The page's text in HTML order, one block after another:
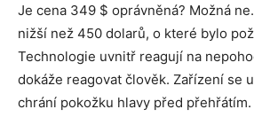
Je cena 349 $ oprávněná? Možná
nižší než 450 dolarů, o které bylo
Technologie uvnitř reagují na
dokáže reagovat člověk. Zařízení se
chrání pokožku hlavy před přehřátím.